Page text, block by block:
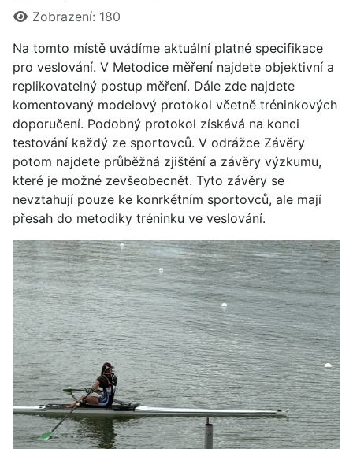
Zobrazení: 180
Na tomto místě uvádíme aktuální platné specifikace
pro veslování. V Metodice měření najdete objektivní a
replikovatelný postup měření. Dále zde najdete
komentovaný modelový protokol včetně tréninkových
doporučení. Podobný protokol získává na konci
testování každý ze sportovců. V odrážce Závěry
potom najdete průběžná zjištění a závěry výzkumu,
které je možné zevšeobecnět. Tyto závěry se
nevztahují pouze ke konrkétním sportovců, ale mají
přesah do metodiky tréninku ve veslování.